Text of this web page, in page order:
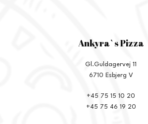
Ankyra`s Pizza
Gl.Guldagervej 11
6710 Esbjerg V
+45 75 15 10 20
+45 75 46 19 20